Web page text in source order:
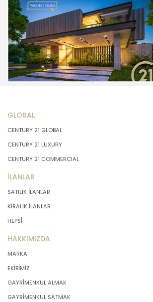
GLOBAL
CENTURY 21 GLOBAL
CENTURY 21 LUXURY
CENTURY 21 COMMERCIAL
İLANLAR
SATILIK İLANLAR
KİRALIK İLANLAR
HEPSİ
HAKKIMIZDA
MARKA
EKİBİMİZ
GAYRİMENKUL ALMAK
GAYRİMENKUL SATMAK